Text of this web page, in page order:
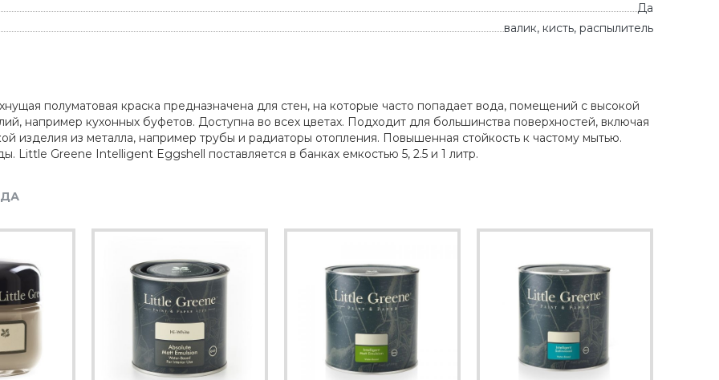
Да
валик, кисть, распылитель
полуматовая краска предназначена для стен, на которые часто попадает вода, помещений с высокой
например кухонных буфетов. Доступна во всех цветах. Подходит для большинства поверхностей, включая
изделия из металла, например трубы и радиаторы отопления. Повышенная стойкость к частому мытью.
Little Greene Intelligent Eggshell поставляется в банках емкостью 5, 2.5 и 1 литр.